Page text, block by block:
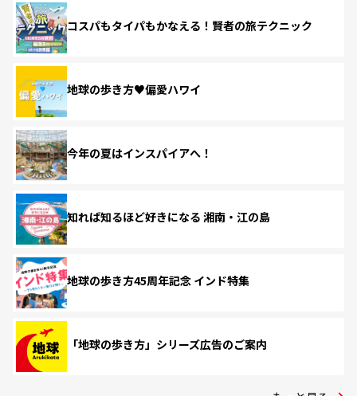
コスパもタイパもかなえる！賢者の旅テクニック
地球の歩き方♥偏愛ハワイ
今年の夏はインスパイアへ！
知れば知るほど好きになる 湘南・江の島
地球の歩き方45周年記念 インド特集
「地球の歩き方」シリーズ広告のご案内